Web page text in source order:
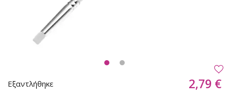
Εξαντλήθηκε 2,79 €